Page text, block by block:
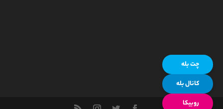
چت بله
کانال بله
روبیکا